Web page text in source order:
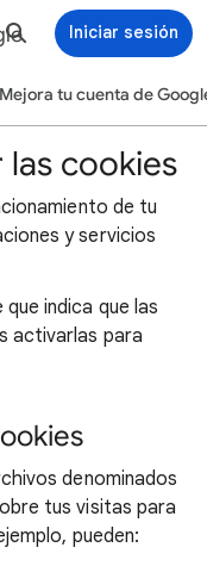
Iniciar sesión
Mejora tu cuenta de
cookies
de tu
y servicios
que indica que las
activarlas para
denominados
tus visitas para
pueden: